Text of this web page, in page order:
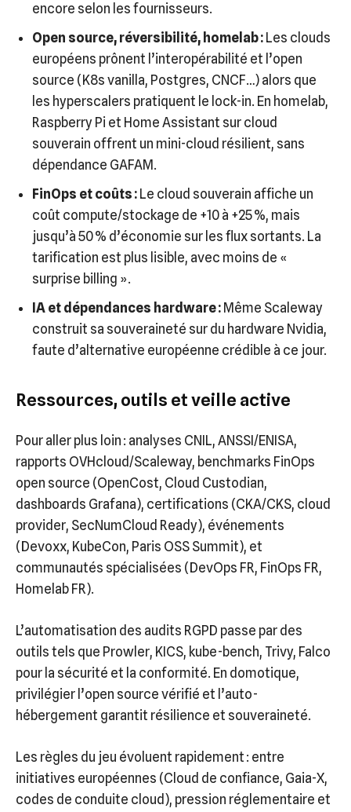
encore selon les fournisseurs.
Open source, réversibilité, homelab : Les clouds
européens prônent l’interopérabilité et l’open
source (K8s vanilla, Postgres, CNCF…) alors que
les hyperscalers pratiquent le lock-in. En homelab,
Raspberry Pi et Home Assistant sur cloud
souverain offrent un mini-cloud résilient, sans
dépendance GAFAM.
FinOps et coûts : Le cloud souverain affiche un
coût compute/stockage de +10 à +25 %, mais
jusqu’à 50 % d’économie sur les flux sortants. La
tarification est plus lisible, avec moins de «
surprise billing ».
IA et dépendances hardware : Même Scaleway
construit sa souveraineté sur du hardware Nvidia,
faute d’alternative européenne crédible à ce jour.
Ressources, outils et veille active
Pour aller plus loin : analyses CNIL, ANSSI/ENISA,
rapports OVHcloud/Scaleway, benchmarks FinOps
open source (OpenCost, Cloud Custodian,
dashboards Grafana), certifications (CKA/CKS, cloud
provider, SecNumCloud Ready), événements
(Devoxx, KubeCon, Paris OSS Summit), et
communautés spécialisées (DevOps FR, FinOps FR,
Homelab FR).
L’automatisation des audits RGPD passe par des
outils tels que Prowler, KICS, kube-bench, Trivy, Falco
pour la sécurité et la conformité. En domotique,
privilégier l’open source vérifié et l’auto-
hébergement garantit résilience et souveraineté.
Les règles du jeu évoluent rapidement : entre
initiatives européennes (Cloud de confiance, Gaia-X,
codes de conduite cloud), pression réglementaire et